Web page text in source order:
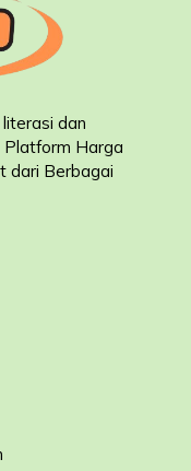
dan
Platform Harga
dari Berbagai